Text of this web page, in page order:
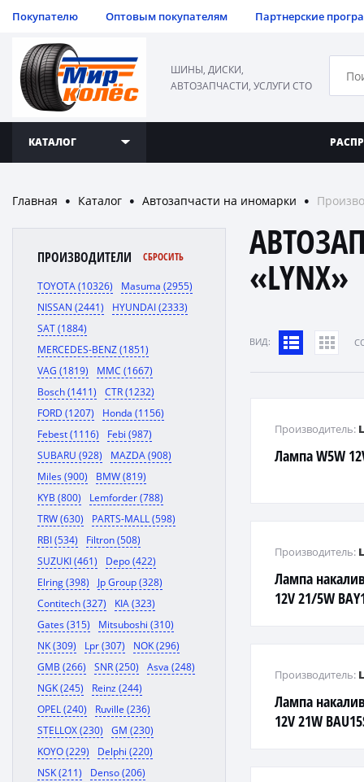
Покупателю Оптовым покупателям Партнерские
ШИНЫ, ДИСКИ,
АВТОЗАПЧАСТИ, УСЛУГИ СТО
КАТАЛОГ
Главная ● Каталог ● Автозапчасти на иномарки ●
ПРОИЗВОДИТЕЛИ СБРОСИТЬ
TOYOTA (10326)
Masuma (2955)
NISSAN (2441)
HYUNDAI (2333)
SAT (1884)
MERCEDES-BENZ (1851)
VAG (1819)
MMC (1667)
Bosch (1411)
CTR (1232)
FORD (1207)
Honda (1156)
Febest (1116)
Febi (987)
SUBARU (928)
MAZDA (908)
Miles (900)
BMW (819)
KYB (800)
Lemforder (788)
TRW (630)
PARTS-MALL (598)
RBI (534)
Filtron (508)
SUZUKI (461)
Depo (422)
Elring (398)
Jp Group (328)
Contitech (327)
KIA (323)
Gates (315)
Mitsuboshi (310)
NK (309)
Lpr (307)
NOK (296)
GMB (266)
SNR (250)
Asva (248)
NGK (245)
Reinz (244)
OPEL (240)
Ruville (236)
STELLOX (230)
GM (230)
KOYO (229)
Delphi (220)
NSK (211)
Denso (206)
«LYNX»
ВИД:
Лампа W5W
Производитель:
Лампа
12V 21/5W
Производитель:
Лампа
12V 21W
Производитель: